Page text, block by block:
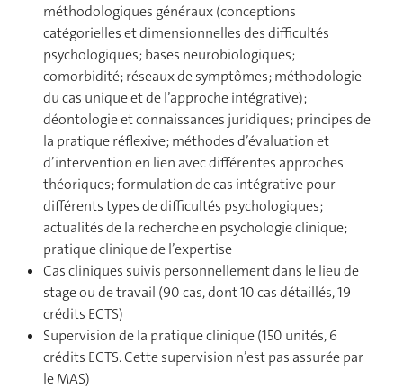
méthodologiques généraux (conceptions
catégorielles et dimensionnelles des difficultés
psychologiques; bases neurobiologiques;
comorbidité; réseaux de symptômes; méthodologie
du cas unique et de l’approche intégrative);
déontologie et connaissances juridiques; principes de
la pratique réflexive; méthodes d’évaluation et
d’intervention en lien avec différentes approches
théoriques; formulation de cas intégrative pour
différents types de difficultés psychologiques;
actualités de la recherche en psychologie clinique;
pratique clinique de l’expertise
Cas cliniques suivis personnellement dans le lieu de
stage ou de travail (90 cas, dont 10 cas détaillés, 19
crédits ECTS)
Supervision de la pratique clinique (150 unités, 6
crédits ECTS. Cette supervision n’est pas assurée par
le MAS)